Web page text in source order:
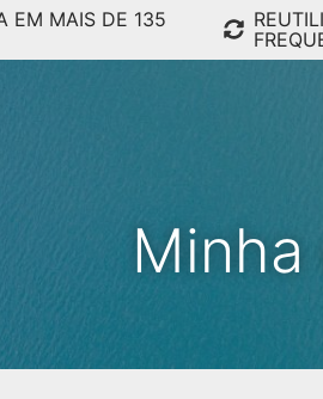
EM MAIS DE 135